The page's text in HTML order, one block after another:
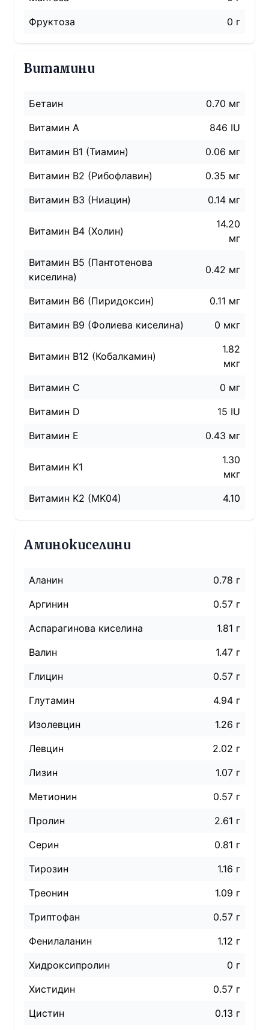
Фруктоза
0 г
Витамини
Бетаин
0.70 мг
Витамин A
846 IU
Витамин B1 (Тиамин)
0.06 мг
Витамин B2 (Рибофлавин)
0.35 мг
Витамин B3 (Ниацин)
0.14 мг
Витамин B4 (Холин)
14.20
мг
Витамин B5 (Пантотенова
киселина)
0.42 мг
Витамин B6 (Пиридоксин)
0.11 мг
Витамин B9 (Фолиева киселина)
0 мкг
Витамин B12 (Кобалкамин)
1.82
мкг
Витамин C
0 мг
Витамин D
15 IU
Витамин E
0.43 мг
Витамин K1
1.30
мкг
Витамин K2 (MK04)
4.10
Аминокиселини
Аланин
0.78 г
Аргинин
0.57 г
Аспарагинова киселина
1.81 г
Валин
1.47 г
Глицин
0.57 г
Глутамин
4.94 г
Изолевцин
1.26 г
Левцин
2.02 г
Лизин
1.07 г
Метионин
0.57 г
Пролин
2.61 г
Серин
0.81 г
Тирозин
1.16 г
Треонин
1.09 г
Триптофан
0.57 г
Фенилаланин
1.12 г
Хидроксипролин
0 г
Хистидин
0.57 г
Цистин
0.13 г